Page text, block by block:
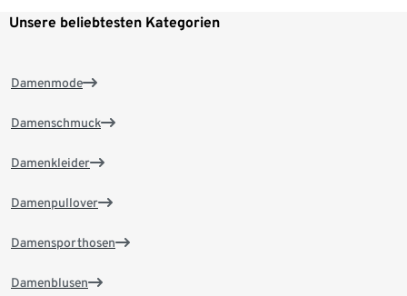
Unsere beliebtesten Kategorien
Damenmode
Damenschmuck
Damenkleider
Damenpullover
Damensporthosen
Damenblusen